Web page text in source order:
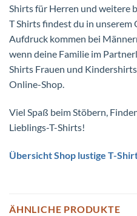
Shirts für Herren und weitere
T Shirts findest du in
Aufdruck kommen bei
wenn deine Familie im
Shirts Frauen und
Online-Shop.
Viel Spaß beim Stöbern,
Lieblings-T-Shirts!
Übersicht Shop lustige T-
ÄHNLICHE PRODUKTE